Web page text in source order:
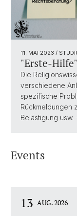
11. MAI 2023 /
"Erste-
Die
verschiedene
spezifische
Rückmeldungen
Belästigung usw.
Events
13 AUG. 2026